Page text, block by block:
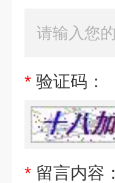
* 验证码：
* 留言内容：